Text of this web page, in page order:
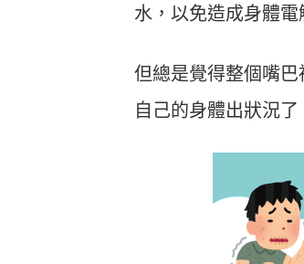
水，以免造成身體電
但總是覺得整個嘴
自己的身體出狀況